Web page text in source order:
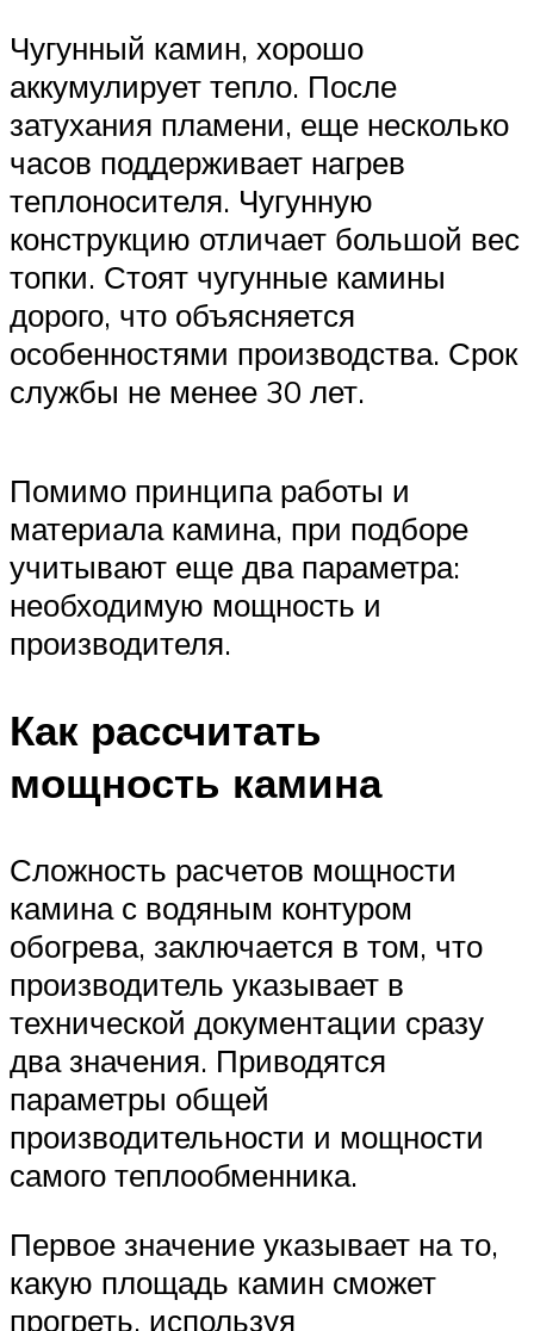
Чугунный камин, хорошо
аккумулирует тепло. После
затухания пламени, еще несколько
часов поддерживает нагрев
теплоносителя. Чугунную
конструкцию отличает большой вес
топки. Стоят чугунные камины
дорого, что объясняется
особенностями производства. Срок
службы не менее 30 лет.
Помимо принципа работы и
материала камина, при подборе
учитывают еще два параметра:
необходимую мощность и
производителя.
Как рассчитать
мощность камина
Сложность расчетов мощности
камина с водяным контуром
обогрева, заключается в том, что
производитель указывает в
технической документации сразу
два значения. Приводятся
параметры общей
производительности и мощности
самого теплообменника.
Первое значение указывает на то,
какую площадь камин сможет
прогреть, используя